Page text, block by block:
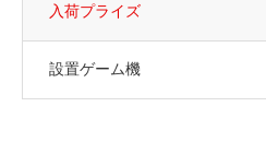
入荷プライズ
設置ゲーム機